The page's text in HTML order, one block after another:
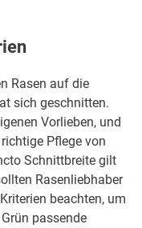
Rasen auf die
sich geschnitten.
Vorlieben, und
Pflege von
Schnittbreite gilt
Rasenliebhaber
beachten, um
passende